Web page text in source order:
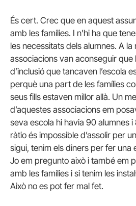
És cert. Crec que en aquest
amb les famílies. I n’hi ha que
les necessitats dels alumnes. A la
associacions van aconseguir que
d’inclusió que tancaven l’escola
perquè una part de les famílies
seus fills estaven millor allà. Un
d’aquestes associacions em
seva escola hi havia 90 alumnes
ràtio és impossible d’assolir per
sigui, tenim els diners per fer una
Jo em pregunto això i també em
amb les famílies i si tenim les
Això no es pot fer mal fet.